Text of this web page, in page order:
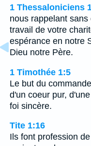
1 Thessaloniciens
nous rappelant
travail de votre
espérance en notre
Dieu notre Père.
1 Timothée 1:5
Le but du
d'un coeur pur,
foi sincère.
Tite 1:16
Ils font profession